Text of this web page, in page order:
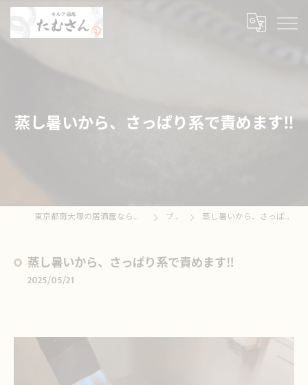
蒸し暑いから、さっぱり系で責めます‼️
東京都南大塚の居酒屋ならセルフ酒場たむさん ブログ 蒸し暑いから、さっぱり系で責めます‼️
蒸し暑いから、さっぱり系で責めます‼️
2025/05/21